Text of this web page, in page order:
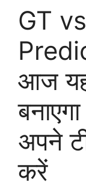
GT
आज
अपने
करें